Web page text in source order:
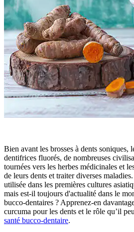
Bien avant les brosses à dents soniques,
dentifrices fluorés, de nombreuses
tournées vers les herbes médicinales et
de leurs dents et traiter diverses
utilisée dans les premières cultures
mais est-il toujours d'actualité dans le
bucco-dentaires ? Apprenez-en
curcuma pour les dents et le rôle qu’il
santé bucco-dentaire.